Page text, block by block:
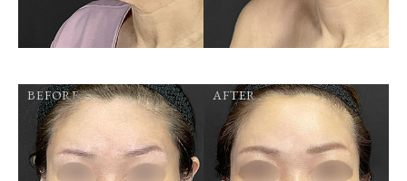
BEFORE AFTER